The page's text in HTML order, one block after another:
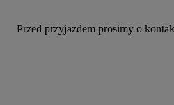
Przed przyjazdem prosimy o